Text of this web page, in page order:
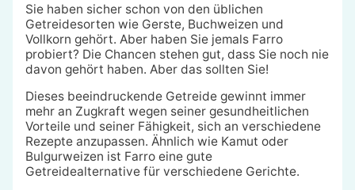
Sie haben sicher schon von den üblichen
Getreidesorten wie Gerste, Buchweizen und
Vollkorn gehört. Aber haben Sie jemals Farro
probiert? Die Chancen stehen gut, dass Sie noch nie
davon gehört haben. Aber das sollten Sie!
Dieses beeindruckende Getreide gewinnt immer
mehr an Zugkraft wegen seiner gesundheitlichen
Vorteile und seiner Fähigkeit, sich an verschiedene
Rezepte anzupassen. Ähnlich wie Kamut oder
Bulgurweizen ist Farro eine gute
Getreidealternative für verschiedene Gerichte.